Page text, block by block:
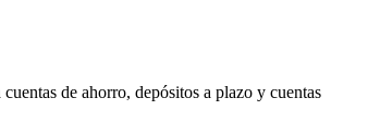
de ahorro, depósitos a plazo y cuentas